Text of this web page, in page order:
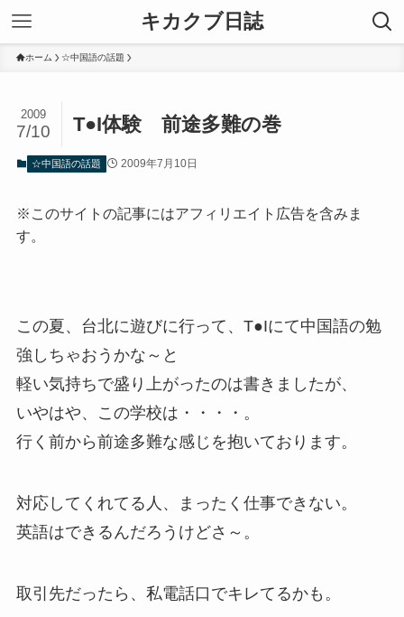
キカクブ日誌
ホーム ☆中国語の話題
T●I体験 前途多難の巻
2009
7/10
☆中国語の話題 2009年7月10日
※このサイトの記事にはアフィリエイト広告を含みま
す。
この夏、台北に遊びに行って、T●Iにて中国語の勉
強しちゃおうかな～と
軽い気持ちで盛り上がったのは書きましたが、
いやはや、この学校は・・・・。
行く前から前途多難な感じを抱いております。
対応してくれてる人、まったく仕事できない。
英語はできるんだろうけどさ～。
取引先だったら、私電話口でキレてるかも。